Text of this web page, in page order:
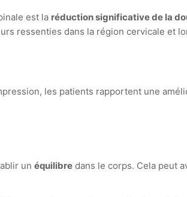
est la réduction significative de la
ressenties dans la région cervicale et
les patients rapportent une
unéquilibre dans le corps. Cela peut